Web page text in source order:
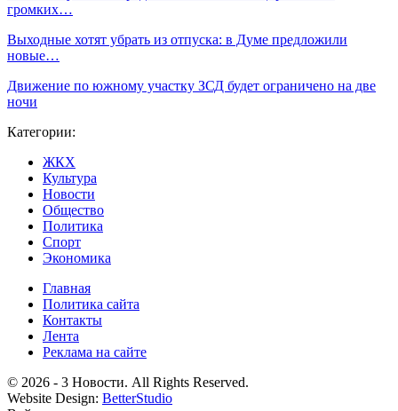
громких…
Выходные хотят убрать из отпуска: в Думе предложили
новые…
Движение по южному участку ЗСД будет ограничено на две
ночи
Категории:
ЖКХ
Культура
Новости
Общество
Политика
Спорт
Экономика
Главная
Политика сайта
Контакты
Лента
Реклама на сайте
© 2026 - 3 Новости. All Rights Reserved.
Website Design: BetterStudio